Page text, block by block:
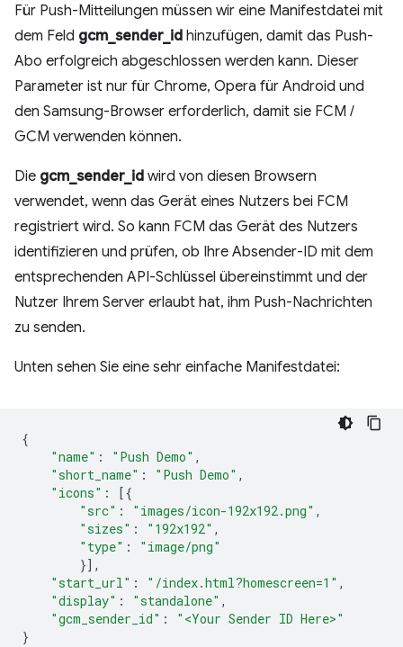
Für Push-Mitteilungen müssen wir eine Manifestdatei mit
dem Feld gcm_sender_id hinzufügen, damit das Push-
Abo erfolgreich abgeschlossen werden kann. Dieser
Parameter ist nur für Chrome, Opera für Android und
den Samsung-Browser erforderlich, damit sie FCM /
GCM verwenden können.
Die gcm_sender_id wird von diesen Browsern
verwendet, wenn das Gerät eines Nutzers bei FCM
registriert wird. So kann FCM das Gerät des Nutzers
identifizieren und prüfen, ob Ihre Absender-ID mit dem
entsprechenden API-Schlüssel übereinstimmt und der
Nutzer Ihrem Server erlaubt hat, ihm Push-Nachrichten
zu senden.
Unten sehen Sie eine sehr einfache Manifestdatei:
{
"name" : "Push Demo" ,
"short_name" : "Push Demo" ,
"icons" :
[{
"src" : "images/icon-192x192.png" ,
"sizes" : "192x192" ,
"type" :
"image/png"
}],
"start_url" : "/index.html?homescreen=1" ,
"display" : "standalone" ,
"gcm_sender_id" :
"<Your Sender ID Here>"
}